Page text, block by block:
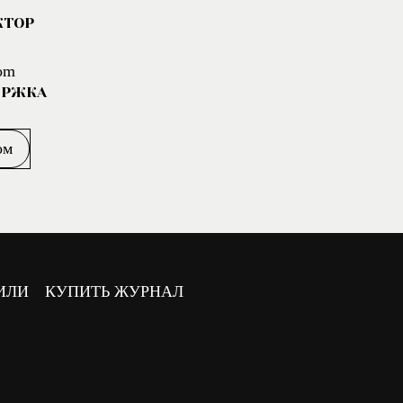
КУПИТЬ ЖУРНАЛ